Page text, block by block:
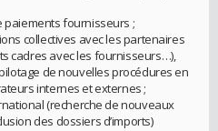
paiements fournisseurs ;
collectives avec les partenaires
cadres avec les fournisseurs…),
de nouvelles procédures en
internes et externes ;
(recherche de nouveaux
des dossiers d’imports)